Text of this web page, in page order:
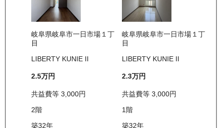
岐阜県岐阜市一日市場１丁
目
LIBERTY KUNIE II
2.5万円
共益費等 3,000円
2階
築32年
岐阜県岐阜市一日市場１丁
目
LIBERTY KUNIE II
2.3万円
共益費等3,000円
1 階
築32年